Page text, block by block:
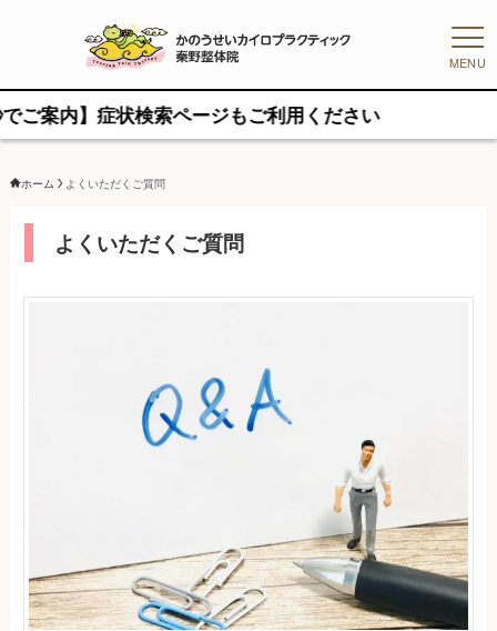
MENU
】症状検索ページもご利用ください
ホーム よくいただくご質問
よくいただくご質問